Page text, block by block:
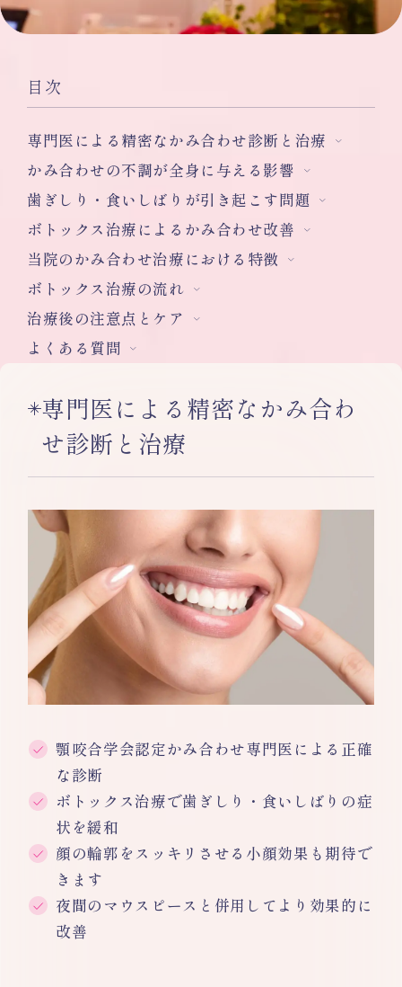
目次
専門医による精密なかみ合わせ診断と治療
かみ合わせの不調が全身に与える影響
歯ぎしり・食いしばりが引き起こす問題
ボトックス治療によるかみ合わせ改善
当院のかみ合わせ治療における特徴
ボトックス治療の流れ
治療後の注意点とケア
よくある質問
専門医による精密なかみ合わ
せ診断と治療
顎咬合学会認定かみ合わせ専門医による正確
な診断
ボトックス治療で歯ぎしり・食いしばりの症
状を緩和
顔の輪郭をスッキリさせる小顔効果も期待で
きます
夜間のマウスピースと併用してより効果的に
改善